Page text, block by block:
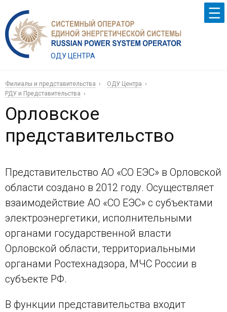
ОДУ ЦЕНТРА
Филиалы и представительства
ОДУ Центра
РДУ и Представительства
Орловское
представительство
Представительство АО «СО ЕЭС» в Орловской
области создано в 2012 году. Осуществляет
взаимодействие АО «СО ЕЭС» с субъектами
электроэнергетики, исполнительными
органами государственной власти
Орловской области, территориальными
органами Ростехнадзора, МЧС России в
субъекте РФ.
В функции представительства входит